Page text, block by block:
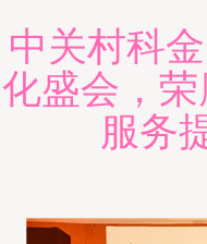
中关村科
化盛会，
服务